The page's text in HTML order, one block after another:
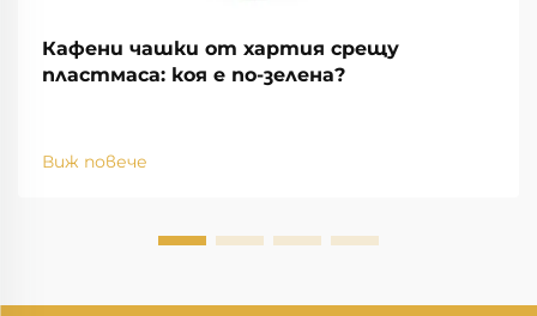
Кафени чашки от хартия срещу
пластмаса: коя е по-зелена?
Виж повече